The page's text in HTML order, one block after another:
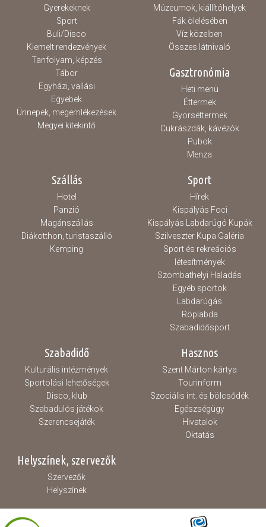
Gyerekeknek
Sport
Buli/Disco
Kiemelt rendezvények
Tanfolyam, képzés
Tábor
Egyházi, vallási
Egyebek
Ünnepek, megemlékezések
Megyei kitekintő
Múzeumok, kiállítóhelyek
Fák ölelésében
Víz közelben
Összes látnivaló
Gasztronómia
Heti menü
Éttermek
Gyorséttermek
Cukrászdák, kávézók
Pubok
Menza
Szállás
Hotel
Panzió
Magánszállás
Diákotthon, turistaszálló
Kemping
Sport
Hírek
Kispályás Foci
Kispályás Labdarúgó Kupák
Szilveszter Kupa Galéria
Sport és rekreációs
létesítmények
Szombathelyi Haladás
Egyéb sportok
Labdarúgás
Röplabda
Szabadidősport
Szabadidő
Kulturális intézmények
Sportolási lehetőségek
Disco, klub
Szabadulós játékok
Szerencsejáték
Hasznos
Szent Márton kártya
Tourinform
Szociális int. és bölcsődék
Egészségügy
Hivatalok
Oktatás
Helyszínek, szervezők
Szervezők
Helyszínek